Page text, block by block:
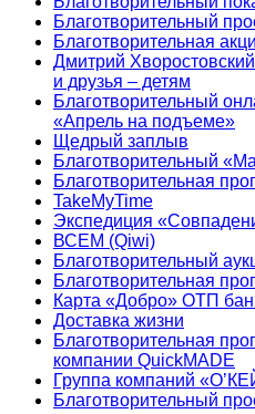
Благотворительный
Благотворительная
Дмитрий Хворостовский
и друзья – детям
Благотворительный
«Апрель на подъеме»
Щедрый заплыв
Благотворительный
Благотворительная
TakeMyTime
Экспедиция
ВСЕМ (Qiwi)
Благотворительный
Благотворительная
Карта «Добро» ОТП
Доставка жизни
Благотворительная
компании QuickMADE
Группа компаний
Благотворительный